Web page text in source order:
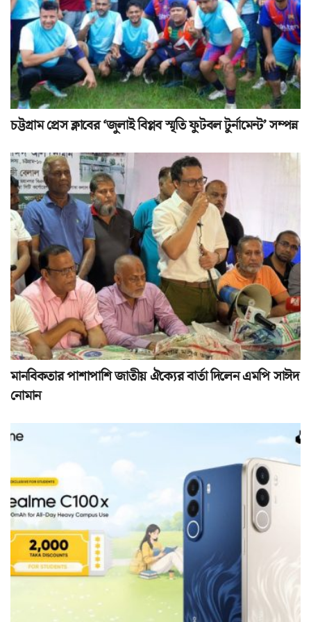
চট্টগ্রাম প্রেস ক্লাবের ‘জুলাই বিপ্লব স্মৃতি ফুটবল টুর্নামেন্ট’ সম্পন্ন
মানবিকতার পাশাপাশি জাতীয় ঐক্যের বার্তা দিলেন এমপি সাঈদ
নোমান